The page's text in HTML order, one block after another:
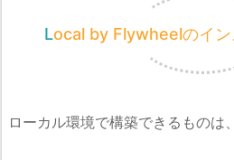
Local by Flywheelのイ
ローカル環境で構築できるものは